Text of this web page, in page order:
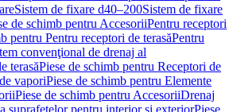
Sistem de fixare d40–200Sistem de fixare
de schimb pentru AccesoriiPentru receptori
pentru Pentru receptori de terasăPentru
convenţional de drenaj al
terasăPiese de schimb pentru Receptori de
vaporiPiese de schimb pentru Elemente
Piese de schimb pentru AccesoriiDrenaj
suprafeţelor pentru interior şi exteriorPiese